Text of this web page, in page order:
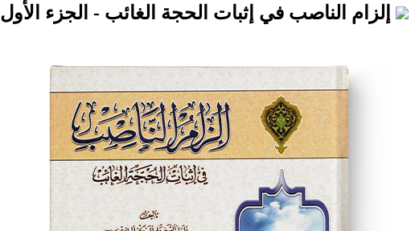
إلزام الناصب في إثبات الحجة الغائب - الجزء الأول